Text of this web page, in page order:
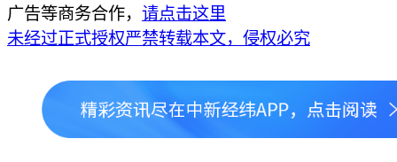
广告等商务合作， 请点击这里
未经过正式授权严禁转载本文，侵权必究